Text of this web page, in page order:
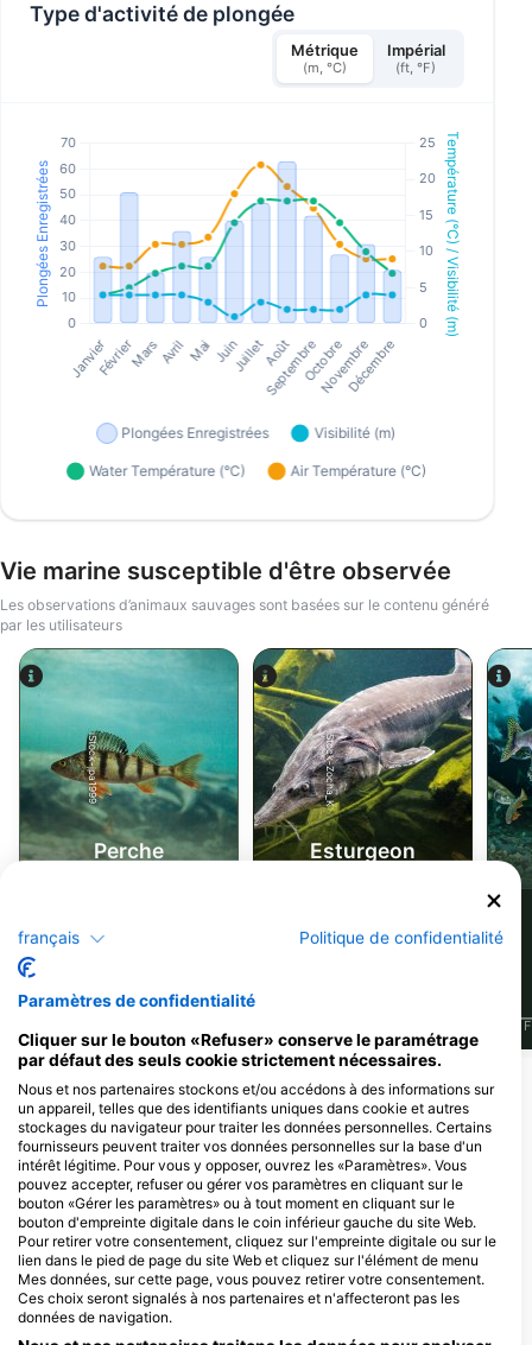
Type d'activité de plongée
Métrique
(m, °C)
Impérial
(ft, °F)
Vie marine susceptible d'être observée
Les observations d’animaux sauvages sont basées sur le contenu généré
par les utilisateurs
iStock-jpa1999
Perche
iStock-Zocha_K
Esturgeon
F
Centres de plongée desservant ce site
de plongée
Southsea Scuba
Unit F6, LL14 4EG Wrexham,
Royaume-uni
Overland Underwater
Dalton Terrace, YO24 4DD York,
Royaume-uni
Fins Scuba
89 Conway Drive, PR2 3ER
français Politique de confidentialité
Paramètres de confidentialité
Cliquer sur le bouton «Refuser» conserve le paramétrage
par défaut des seuls cookie strictement nécessaires.
Nous et nos partenaires stockons et/ou accédons à des informations sur
un appareil, telles que des identifiants uniques dans cookie et autres
stockages du navigateur pour traiter les données personnelles. Certains
fournisseurs peuvent traiter vos données personnelles sur la base d'un
intérêt légitime. Pour vous y opposer, ouvrez les «Paramètres». Vous
pouvez accepter, refuser ou gérer vos paramètres en cliquant sur le
bouton «Gérer les paramètres» ou à tout moment en cliquant sur le
bouton d'empreinte digitale dans le coin inférieur gauche du site Web.
Pour retirer votre consentement, cliquez sur l'empreinte digitale ou sur le
lien dans le pied de page du site Web et cliquez sur l'élément de menu
Mes données, sur cette page, vous pouvez retirer votre consentement.
Ces choix seront signalés à nos partenaires et n'affecteront pas les
données de navigation.